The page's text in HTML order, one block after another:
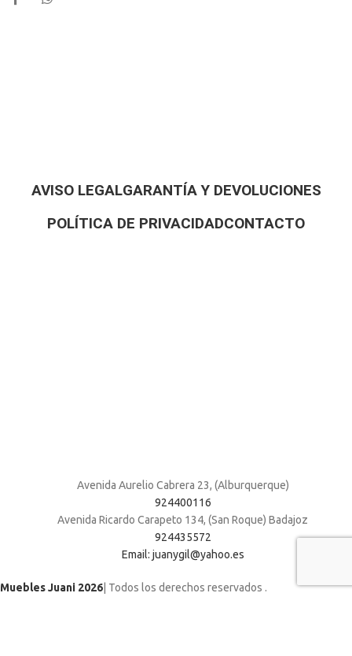
AVISO LEGALGARANTÍA Y DEVOLUCIONES
POLÍTICA DE PRIVACIDADCONTACTO
Avenida Aurelio Cabrera 23, (Alburquerque)
924400116
Avenida Ricardo Carapeto 134, (San Roque) Badajoz
924435572
Email: juanygil@yahoo.es
Muebles Juani 2026 | Todos los derechos reservados .